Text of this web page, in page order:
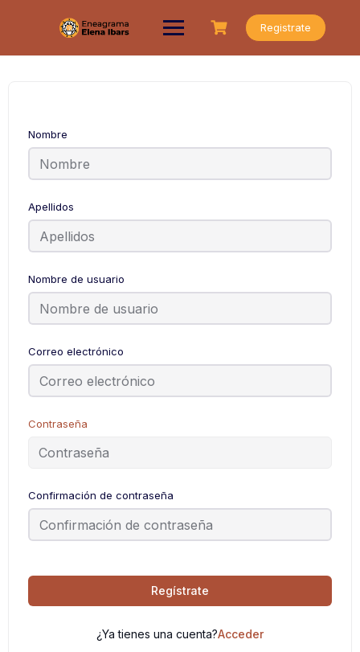
Registrate
Nombre
Apellidos
Nombre de usuario
Correo electrónico
Contraseña
Confirmación de contraseña
Regístrate
¿Ya tienes una cuenta?Acceder